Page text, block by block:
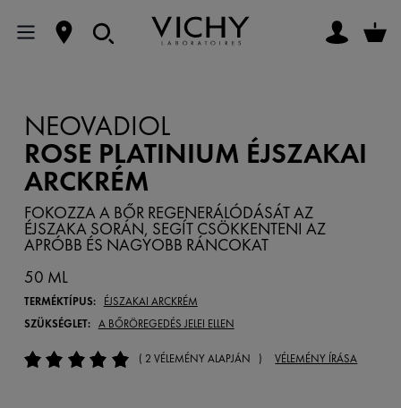
NEOVADIOL
ROSE PLATINIUM ÉJSZAKAI
ARCKRÉM
FOKOZZA A BŐR REGENERÁLÓDÁSÁT AZ
ÉJSZAKA SORÁN, SEGÍT CSÖKKENTENI AZ
APRÓBB ÉS NAGYOBB RÁNCOKAT
50 ML
TERMÉKTÍPUS:
ÉJSZAKAI ARCKRÉM
SZÜKSÉGLET: A BŐRÖREGEDÉS JELEI ELLEN
( 2 VÉLEMÉNY ALAPJÁN ) VÉLEMÉNY ÍRÁSA